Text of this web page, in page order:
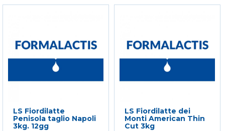
10G
20GG
TAGLIO
2,0
LS Fiordilatte
Penisola taglio Napoli
3kg. 12gg
LS Fiordilatte dei
Monti American Thin
Cut 3kg